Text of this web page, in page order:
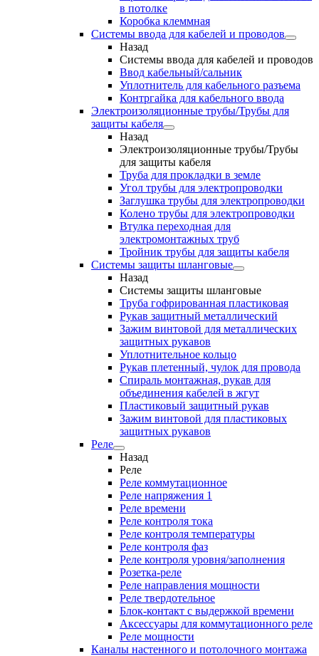
в потолке
Коробка клеммная
Системы ввода для кабелей и проводов
Назад
Системы ввода для кабелей и проводов
Ввод кабельный/сальник
Уплотнитель для кабельного разъема
Контргайка для кабельного ввода
Электроизоляционные трубы/Трубы для
защиты кабеля
Назад
Электроизоляционные трубы/Трубы
для защиты кабеля
Труба для прокладки в земле
Угол трубы для электропроводки
Заглушка трубы для электропроводки
Колено трубы для электропроводки
Втулка переходная для
электромонтажных труб
Тройник трубы для защиты кабеля
Системы защиты шланговые
Назад
Системы защиты шланговые
Труба гофрированная пластиковая
Рукав защитный металлический
Зажим винтовой для металлических
защитных рукавов
Уплотнительное кольцо
Рукав плетенный, чулок для провода
Спираль монтажная, рукав для
объединения кабелей в жгут
Пластиковый защитный рукав
Зажим винтовой для пластиковых
защитных рукавов
Реле
Назад
Реле
Реле коммутационное
Реле напряжения 1
Реле времени
Реле контроля тока
Реле контроля температуры
Реле контроля фаз
Реле контроля уровня/заполнения
Розетка-реле
Реле направления мощности
Реле твердотельное
Блок-контакт с выдержкой времени
Аксессуары для коммутационного реле
Реле мощности
Каналы настенного и потолочного монтажа